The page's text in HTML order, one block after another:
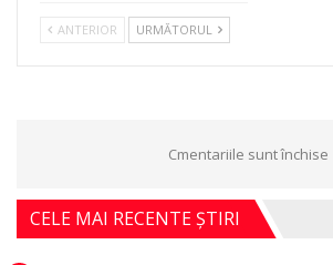
ANTERIOR URMĂTORUL
Cmentariile sunt închise
CELE MAI RECENTE ȘTIRI